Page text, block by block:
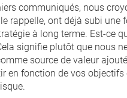
communiqués, nous
rappelle, ont déjà subi une
à long terme. Est-ce
signifie plutôt que nous
source de valeur
en fonction de vos